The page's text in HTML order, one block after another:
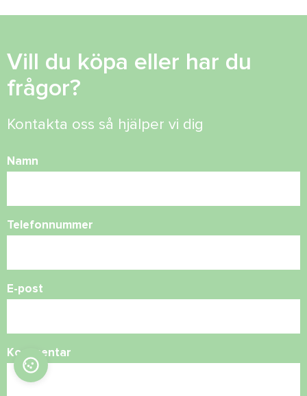
Vill du köpa eller har du
frågor?
Kontakta oss så hjälper vi dig
Namn
Telefonnummer
E-post
Kommentar